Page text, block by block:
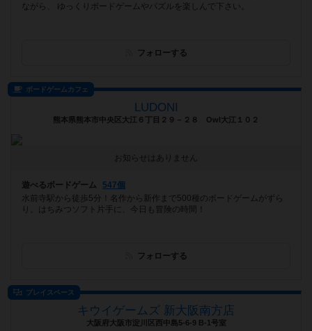
ながら、 ゆっくりボードゲームやパズルを楽しんで下さい。
フォローする
ボードゲームカフェ
LUDONI
熊本県熊本市中央区大江６丁目２９－２８ Owl大江１０２
お知らせはありません
遊べるボードゲーム
547個
水前寺駅から徒歩5分！名作から新作まで500種のボードゲームがずら
り。はちみつソフト片手に、今日も冒険の時間！
フォローする
プレイスペース
キウイゲームズ 新大阪南方店
大阪府大阪市淀川区西中島5-6-9 B-1号室